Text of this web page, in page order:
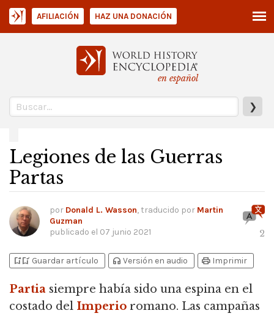
en español
❯
AFILIACIÓN HAZ UNA DONACIÓN
Legiones de las Guerras
Partas
por Donald L. Wasson, traducido por Martin
Guzman
publicado el 07 junio 2021 2
bookmark_addbookmark_added Guardar artículo headphones Versión en audio print Imprimir
Partia siempre había sido una espina en el
costado del Imperio romano. Las campañas